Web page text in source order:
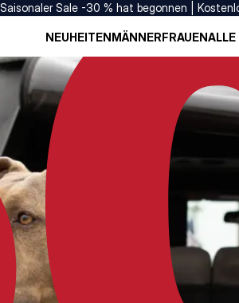
Saisonaler Sale -30 % hat begonnen |
NEUHEITENMÄNNERFRAUENALLE